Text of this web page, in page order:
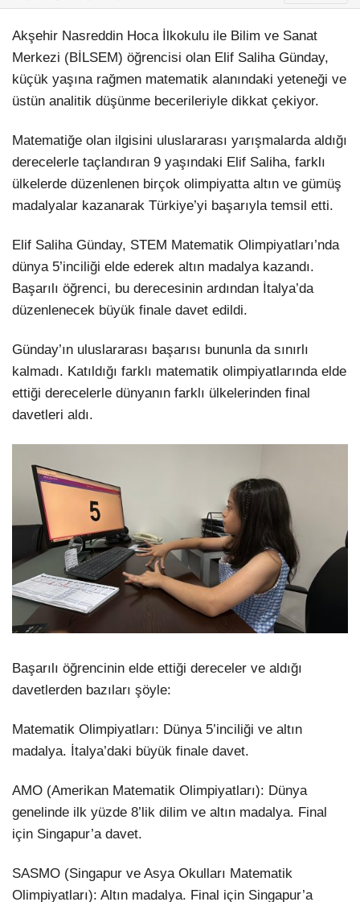
Akşehir Nasreddin Hoca İlkokulu ile Bilim ve Sanat
Merkezi (BİLSEM) öğrencisi olan Elif Saliha Günday,
küçük yaşına rağmen matematik alanındaki yeteneği ve
üstün analitik düşünme becerileriyle dikkat çekiyor.
Matematiğe olan ilgisini uluslararası yarışmalarda aldığı
derecelerle taçlandıran 9 yaşındaki Elif Saliha, farklı
ülkelerde düzenlenen birçok olimpiyatta altın ve gümüş
madalyalar kazanarak Türkiye’yi başarıyla temsil etti.
Elif Saliha Günday, STEM Matematik Olimpiyatları’nda
dünya 5’inciliği elde ederek altın madalya kazandı.
Başarılı öğrenci, bu derecesinin ardından İtalya’da
düzenlenecek büyük finale davet edildi.
Günday’ın uluslararası başarısı bununla da sınırlı
kalmadı. Katıldığı farklı matematik olimpiyatlarında elde
ettiği derecelerle dünyanın farklı ülkelerinden final
davetleri aldı.
Başarılı öğrencinin elde ettiği dereceler ve aldığı
davetlerden bazıları şöyle:
Matematik Olimpiyatları: Dünya 5’inciliği ve altın
madalya. İtalya’daki büyük finale davet.
AMO (Amerikan Matematik Olimpiyatları): Dünya
genelinde ilk yüzde 8’lik dilim ve altın madalya. Final
için Singapur’a davet.
SASMO (Singapur ve Asya Okulları Matematik
Olimpiyatları): Altın madalya. Final için Singapur’a